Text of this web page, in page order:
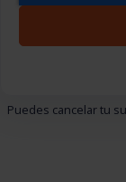
Puedes cancelar tu